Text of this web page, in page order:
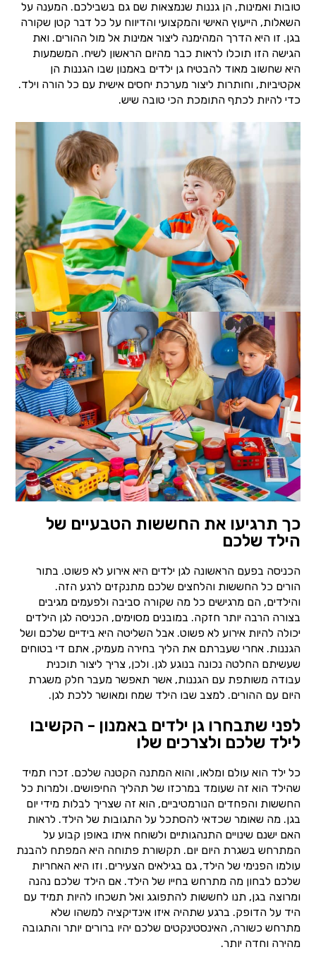
טובות ואמינות, הן גננות שנמצאות שם גם בשבילכם. המענה על
השאלות, הייעוץ האישי והמקצועי והדיווח על כל דבר קטן שקורה
בגן. זו היא הדרך המהימנה ליצור אמינות אל מול ההורים. ואת
הגישה הזו תוכלו לראות כבר מהיום הראשון לשיח. המשמעות
היא שחשוב מאוד להבטיח גן ילדים באמנון שבו הגננות הן
אקטיביות, וחותרות ליצור מערכת יחסים אישית עם כל הורה וילד.
כדי להיות לכתף התומכת הכי טובה שיש.
כך תרגיעו את החששות הטבעיים של
הילד שלכם
הכניסה בפעם הראשונה לגן ילדים היא אירוע לא פשוט. בתור
הורים כל החששות והלחצים שלכם מתנקזים לרגע הזה.
והילדים, הם מרגישים כל מה שקורה סביבה ולפעמים מגיבים
בצורה הרבה יותר חזקה. במובנים מסוימים, הכניסה לגן הילדים
יכולה להיות אירוע לא פשוט. אבל השליטה היא בידיים שלכם ושל
הגננות. אחרי שעברתם את הליך בחירה מעמיק, אתם די בטוחים
שעשיתם החלטה נכונה בנוגע לגן. ולכן, צריך ליצור תוכנית
עבודה משותפת עם הגננות, אשר תאפשר מעבר חלק משגרת
היום עם ההורים. למצב שבו הילד שמח ומאושר ללכת לגן.
לפני שתבחרו גן ילדים באמנון - הקשיבו
לילד שלכם ולצרכים שלו
כל ילד הוא עולם ומלאו, והוא המתנה הקטנה שלכם. זכרו תמיד
שהילד הוא זה שעומד במרכזו של תהליך החיפושים. ולמרות כל
החששות והפחדים הנורמטיביים, הוא זה שצריך לבלות מידי יום
בגן. מה שאומר שכדאי להסתכל על התגובות של הילד. לראות
האם ישנם שינויים התנהגותיים ולשוחח איתו באופן קבוע על
המתרחש בשגרת היום יום. תקשורת פתוחה היא המפתח להבנת
עולמו הפנימי של הילד, גם בגילאים הצעירים. וזו היא האחריות
שלכם לבחון מה מתרחש בחייו של הילד. אם הילד שלכם נהנה
ומרוצה בגן, תנו לחששות להתפוגג ואל תשכחו להיות תמיד עם
היד על הדופק. ברגע שתהיה איזו אינדיקציה למשהו שלא
מתרחש כשורה, האינסטינקטים שלכם יהיו ברורים יותר והתגובה
מהירה וחדה יותר.